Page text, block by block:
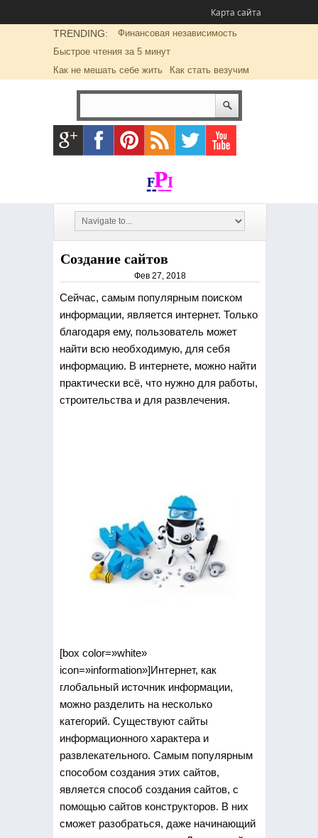
Карта сайта
TRENDING:
Финансовая независимость
Быстрое чтения за 5 минут
Как не мешать себе жить
Как стать везучим
Создание сайтов
Фев 27, 2018
Сейчас, самым популярным поиском
информации, является интернет. Только
благодаря ему, пользователь может
найти всю необходимую, для себя
информацию. В интернете, можно найти
практически всё, что нужно для работы,
строительства и для развлечения.
[box color=»white»
icon=»information»]Интернет, как
глобальный источник информации,
можно разделить на несколько
категорий. Существуют сайты
информационного характера и
развлекательного. Самым популярным
способом создания этих сайтов,
является способ создания сайтов, с
помощью сайтов конструкторов. В них
сможет разобраться, даже начинающий